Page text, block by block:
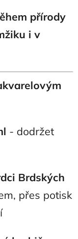
přírody
i v
- dodržet
Brdských
přes potisk